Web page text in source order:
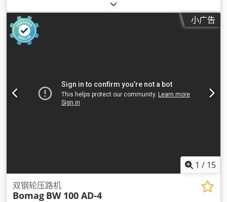
小广告
1 / 15
双钢轮压路机
Bomag BW 100 AD-4